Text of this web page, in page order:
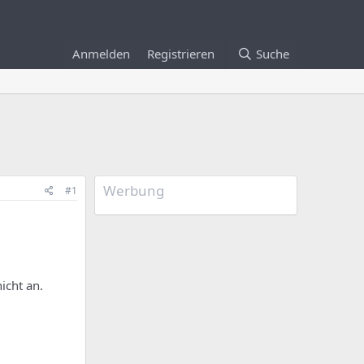
Anmelden Registrieren Suche
#1
an.
Werbung